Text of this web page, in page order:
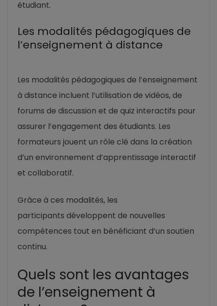
étudiant.
Les modalités pédagogiques de
l’enseignement à distance
Les modalités pédagogiques de l’enseignement
à distance incluent l’utilisation de vidéos, de
forums de discussion et de quiz interactifs pour
assurer l’engagement des étudiants. Les
formateurs jouent un rôle clé dans la création
d’un environnement d’apprentissage interactif
et collaboratif.
Grâce à ces modalités, les
participants développent de nouvelles
compétences tout en bénéficiant d’un soutien
continu.
Quels sont les avantages
de l’enseignement à